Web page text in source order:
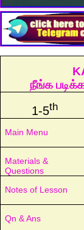
நீங்க
1-5th
Main Menu
Materials &
Questions
Notes of Lesson
Qn & Ans